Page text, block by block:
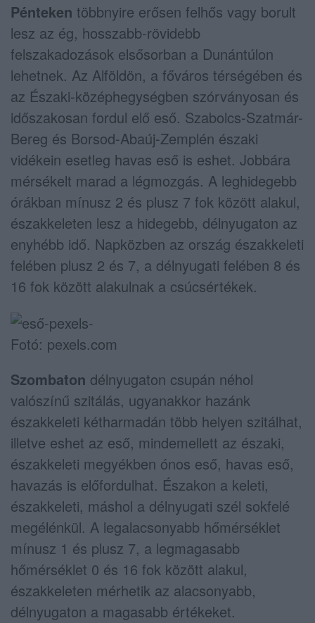
Pénteken többnyire erősen felhős vagy borult
lesz az ég, hosszabb-rövidebb
felszakadozások elsősorban a Dunántúlon
lehetnek. Az Alföldön, a főváros térségében és
az Északi-középhegységben szórványosan és
időszakosan fordul elő eső. Szabolcs-Szatmár-
Bereg és Borsod-Abaúj-Zemplén északi
vidékein esetleg havas eső is eshet. Jobbára
mérsékelt marad a légmozgás. A leghidegebb
órákban mínusz 2 és plusz 7 fok között alakul,
északkeleten lesz a hidegebb, délnyugaton az
enyhébb idő. Napközben az ország északkeleti
felében plusz 2 és 7, a délnyugati felében 8 és
16 fok között alakulnak a csúcsértékek.
Fotó: pexels.com
Szombaton délnyugaton csupán néhol
valószínű szitálás, ugyanakkor hazánk
északkeleti kétharmadán több helyen szitálhat,
illetve eshet az eső, mindemellett az északi,
északkeleti megyékben ónos eső, havas eső,
havazás is előfordulhat. Északon a keleti,
északkeleti, máshol a délnyugati szél sokfelé
megélénkül. A legalacsonyabb hőmérséklet
mínusz 1 és plusz 7, a legmagasabb
hőmérséklet 0 és 16 fok között alakul,
északkeleten mérhetik az alacsonyabb,
délnyugaton a magasabb értékeket.